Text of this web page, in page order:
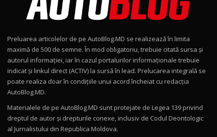
Noul Geely EX2 / Test Drive AutoBlog.MD
15:22
Mercedes-AMG E 53 HYBRID 4MATIC+ / Test
Drive AutoBlog.MD
16:27
11
Noul Volvo ES90 / Test Drive AutoBlog.MD
12
Noul MG HS / Test Drive AutoBlog.MD
16:48
Preluarea articolelor de pe AutoBlog.MD se realizează în limita
maximă de 500 de semne. În mod obligatoriu, trebuie citată sursa și
autorul informației, iar în cazul portalurilor informaționale trebuie
indicat și linkul direct (ACTIV) la sursă în lead. Prelucarea integrală se
poate realiza doar în condițiile unui acord încheiat cu redacţia
AutoBlog.MD.
Materialele de pe AutoBlog.MD sunt protejate de Legea 139 privind
dreptul de autor și drepturile conexe, inclusiv de Codul Deontologic
al Jurnalistului din Republica Moldova.